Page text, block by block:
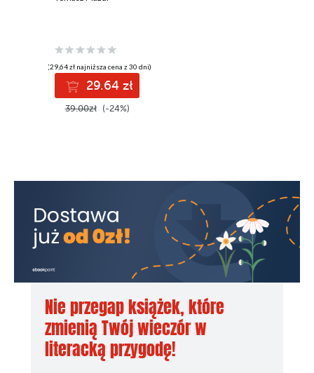
(29,64 zł najniższa cena z 30 dni)
29.64 zł
39.00zł (-24%)
Nie przegap książek, które
zmienią Twój wieczór w
literacką przygodę!